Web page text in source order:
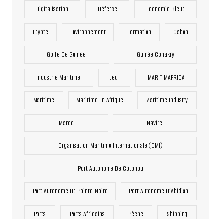
Digitalisation Défense Economie Bleue
Egypte Environnement Formation Gabon
Golfe De Guinée Guinée Conakry
Industrie Maritime Jeu MARITIMAFRICA
Maritime Maritime En Afrique Maritime Industry
Maroc Navire
Organisation Maritime Internationale (OMI)
Port Autonome De Cotonou
Port Autonome De Pointe-Noire Port Autonome D’Abidjan
Ports Ports Africains Pêche Shipping